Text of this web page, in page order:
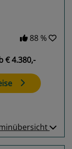
88 %
€ 4.380,-